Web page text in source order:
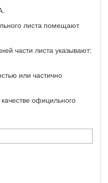
листа помещают
части листа указывают:
или частично
официльного